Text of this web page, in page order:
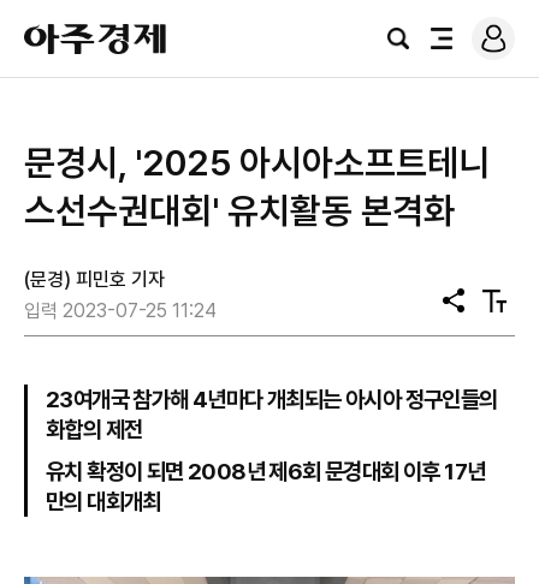
아
주
경
검
전
로
그
문경시, '2025 아시아소프트테니
스선수권대회' 유치활동 본격화
(문경) 피민호 기자
입력 2023-07-25 11:24
공
유
텍
스
기
23여개국 참가해 4년마다 개최되는 아시아 정구인들의
화합의 제전
유치 확정이 되면 2008년 제6회 문경대회 이후 17년
만의 대회개최